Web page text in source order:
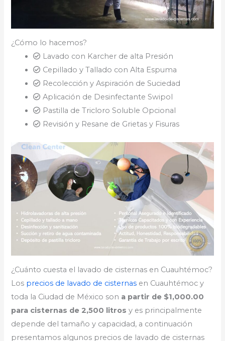
¿Cómo lo hacemos?
Lavado con Karcher de alta Presión
Cepillado y Tallado con Alta Espuma
Recolección y Aspiración de Suciedad
Aplicación de Desinfectante Swipol
Pastilla de Tricloro Soluble Opcional
Revisión y Resane de Grietas y Fisuras
¿Cuánto cuesta el lavado de cisternas en Cuauhtémoc?
Los precios de lavado de cisternas en Cuauhtémoc y
toda la Ciudad de México son a partir de $1,000.00
para cisternas de 2,500 litros y es principalmente
depende del tamaño y capacidad, a continuación
presentamos algunos precios de lavado de cisternas